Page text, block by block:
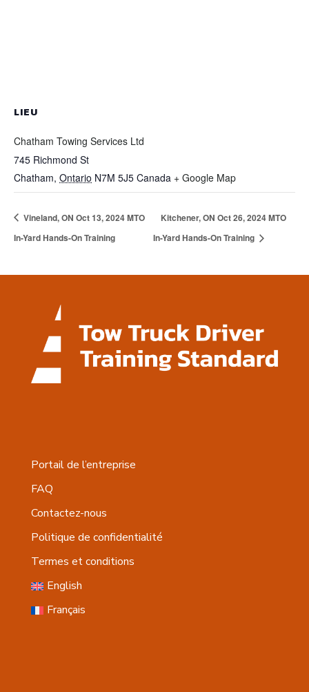
LIEU
Chatham Towing Services Ltd
745 Richmond St
Chatham, Ontario N7M 5J5 Canada + Google Map
Vineland, ON Oct 13, 2024 MTO
In-Yard Hands-On Training
Kitchener, ON Oct 26, 2024 MTO
In-Yard Hands-On Training
Portail de l’entreprise
FAQ
Contactez-nous
Politique de confidentialité
Termes et conditions
English
Français